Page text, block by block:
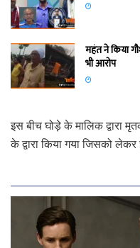
महंत ने किया
भी आरोप
इस बीच घोड़े के मालिक द्वारा
के द्वारा किया गया जिसको लेकर